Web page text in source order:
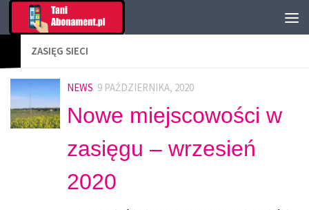
ZASIĘG SIECI
NEWS 9 PAŹDZIERNIKA, 2020
Nowe miejscowości w
zasięgu – wrzesień
2020